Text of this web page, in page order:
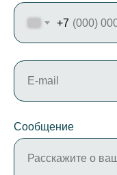
+7
E-mail
Сообщение
Расскажите о